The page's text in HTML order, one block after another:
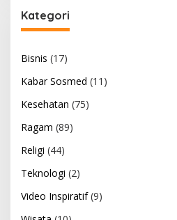
Kategori
Bisnis (17)
Kabar Sosmed (11)
Kesehatan (75)
Ragam (89)
Religi (44)
Teknologi (2)
Video Inspiratif(9)